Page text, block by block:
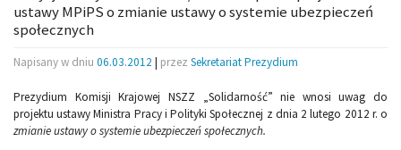
ustawy MPiPS o zmianie ustawy o systemie ubezpieczeń
społecznych
Napisany w dniu 06.03.2012 | przez Sekretariat Prezydium
Prezydium Komisji Krajowej NSZZ „Solidarność” nie wnosi uwag do
projektu ustawy Ministra Pracy i Polityki Społecznej z dnia 2 lutego 2012 r. o
zmianie ustawy o systemie ubezpieczeń społecznych.